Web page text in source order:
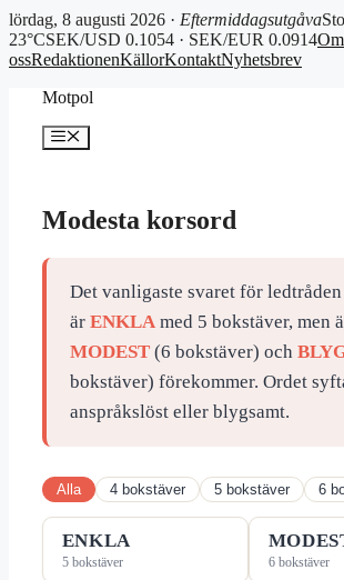
lördag, 8 augusti 2026 · Eftermiddagsutgåva
23°CSEK/USD 0.1054 · SEK/EUR 0.0914Om
ossRedaktionenKällorKontaktNyhetsbrev
Motpol
Meny
Modesta korsord
Det vanligaste svaret för ledtråden
är ENKLAmed 5 bokstäver, men
MODEST(6 bokstäver) och
bokstäver) förekommer. Ordet
anspråkslöst eller blygsamt.
Alla 4 bokstäver 5 bokstäver 6
ENKLA
5 bokstäver 6 bokstäver